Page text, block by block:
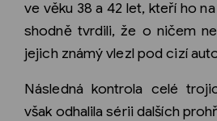
ve věku 38 a 42 let, kteří ho
shodně tvrdili, že o ničem
jejich známý vlezl pod cizí
Následná kontrola celé
však odhalila sérii dalších